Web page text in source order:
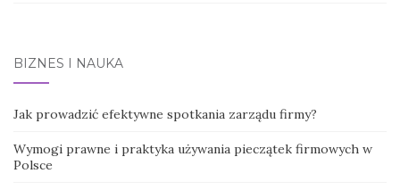
BIZNES I NAUKA
Jak prowadzić efektywne spotkania zarządu firmy?
Wymogi prawne i praktyka używania pieczątek firmowych w
Polsce